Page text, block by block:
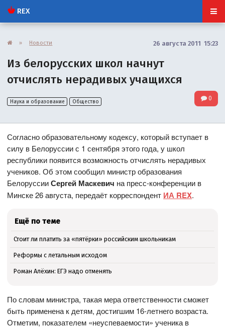
REX
» Новости 26 августа 2011 15:23
Из белорусских школ начнут
отчислять нерадивых учащихся
Наука и образование Общество 0
Согласно образовательному кодексу, который вступает в
силу в Белоруссии с 1 сентября этого года, у школ
республики появится возможность отчислять нерадивых
учеников. Об этом сообщил министр образования
БелоруссииСергей Маскевич на пресс-конференции в
Минске 26 августа, передаёт корреспондент ИА REX.
Ещё по теме
Стоит ли платить за «пятёрки» российским школьникам
Реформы с летальным исходом
Роман Алёхин: ЕГЭ надо отменять
По словам министра, такая мера ответственности сможет
быть применена к детям, достигшим 16-летнего возраста.
Отметим, показателем «неуспеваемости» ученика в